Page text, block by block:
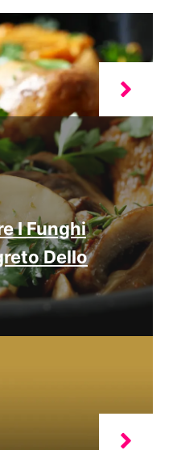
I Funghi
Dello